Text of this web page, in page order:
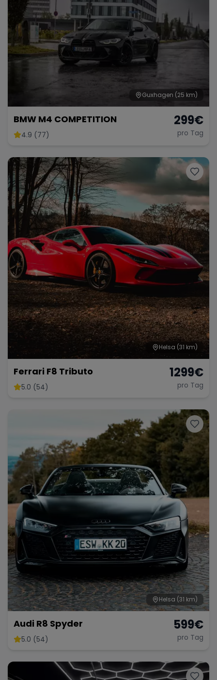
Guxhagen (25 km)
BMW M4 COMPETITION
4.9 (77)
299€
pro Tag
Helsa (31 km)
Ferrari F8 Tributo
5.0 (54)
1299€
pro Tag
Helsa (31 km)
Audi R8 Spyder
5.0 (54)
599€
pro Tag